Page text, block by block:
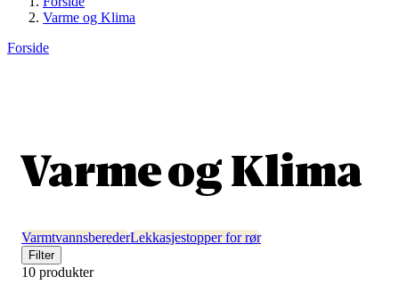
Varme og Klima
Forside
Varme og Klima
VarmtvannsberederLekkasjestopper for rør
Filter
10 produkter